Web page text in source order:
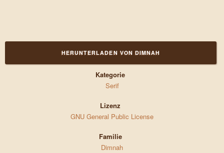
HERUNTERLADEN VON DIMNAH
Kategorie
Serif
Lizenz
GNU General Public License
Familie
Dimnah